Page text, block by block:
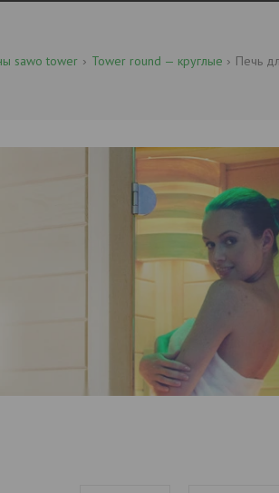
sawo tower Tower round — круглые Печь